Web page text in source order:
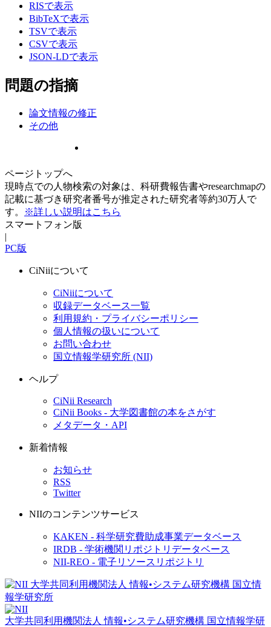
RISで表示
BibTeXで表示
TSVで表示
CSVで表示
JSON-LDで表示
問題の指摘
論文情報の修正
その他
ページトップへ
現時点での人物検索の対象は、科研費報告書やresearchmapの
記載に基づき研究者番号が推定された研究者等約30万人で
す。
※詳しい説明はこちら
スマートフォン版
|
PC版
CiNiiについて
CiNiiについて
収録データベース一覧
利用規約・プライバシーポリシー
個人情報の扱いについて
お問い合わせ
国立情報学研究所 (NII)
ヘルプ
CiNii Research
CiNii Books - 大学図書館の本をさがす
メタデータ・API
新着情報
お知らせ
RSS
Twitter
NIIのコンテンツサービス
KAKEN - 科学研究費助成事業データベース
IRDB - 学術機関リポジトリデータベース
NII-REO - 電子リソースリポジトリ
大学共同利用機関法人 情報•システム研究機構 国立情報学研